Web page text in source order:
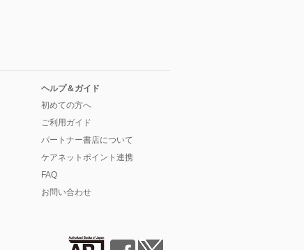
ヘルプ＆ガイド
初めての方へ
ご利用ガイド
パートナー書店について
ケアネットポイント連携
FAQ
お問い合わせ